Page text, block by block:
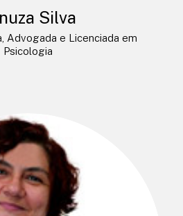
Silva
Advogada e Licenciada em
Psicologia